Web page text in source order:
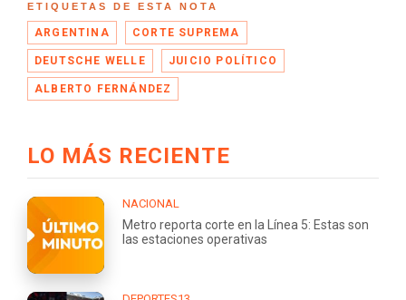
ETIQUETAS DE ESTA NOTA
ARGENTINA CORTE SUPREMA
DEUTSCHE WELLE JUICIO POLÍTICO
ALBERTO FERNÁNDEZ
LO MÁS RECIENTE
NACIONAL
Metro reporta corte en la Línea 5: Estas son
las estaciones operativas